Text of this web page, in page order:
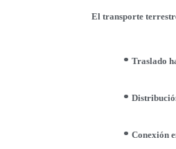
El transporte
Traslado
Conexión